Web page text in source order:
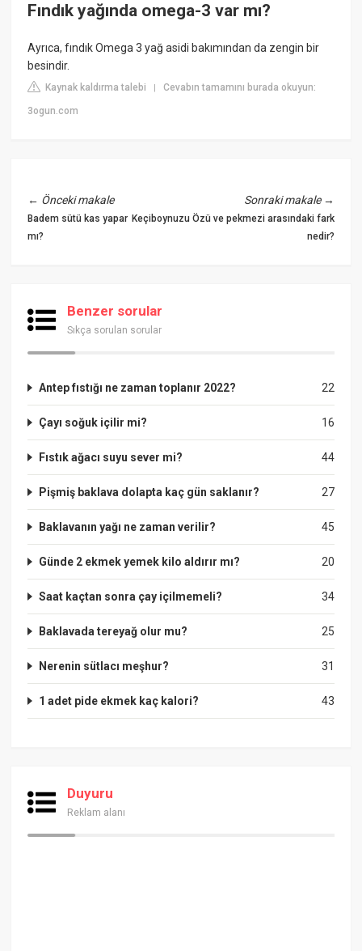
Fındık yağında omega-3 var mı?
Ayrıca, fındık Omega 3 yağ asidi bakımından da zengin bir
besindir.
Kaynak kaldırma talebi |Cevabın tamamını burada okuyun:
3ogun.com
← Önceki makale
Badem sütü kas yapar
mı?
Sonraki makale→
Keçiboynuzu Özü ve pekmezi arasındaki fark
nedir?
Benzer sorular
Sıkça sorulan sorular
22
Antep fıstığı ne zaman toplanır 2022?
16
Çayı soğuk içilir mi?
44
Fıstık ağacı suyu sever mi?
27
Pişmiş baklava dolapta kaç gün saklanır?
45
Baklavanın yağı ne zaman verilir?
20
Günde 2 ekmek yemek kilo aldırır mı?
34
Saat kaçtan sonra çay içilmemeli?
25
Baklavada tereyağ olur mu?
31
Nerenin sütlacı meşhur?
43
1 adet pide ekmek kaç kalori?
Duyuru
Reklam alanı